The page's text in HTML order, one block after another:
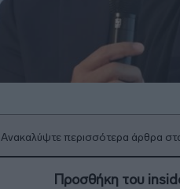
Ανακαλύψτε περισσότερα άρθρα
Προσθήκη του